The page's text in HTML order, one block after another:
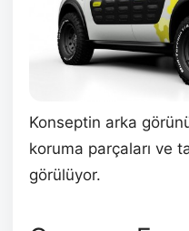
Konseptin arka
koruma parçaları ve
görülüyor.